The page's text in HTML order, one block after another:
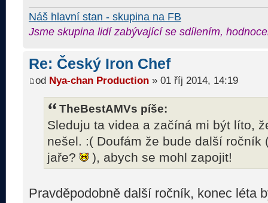
Náš hlavní stan - skupina na FB
Jsme skupina lidí zabývající se sdílením,
Re: Český Iron Chef
od Nya-chan Production » 01 říj 2014, 14:19
TheBestAMVs píše:
Sleduju ta videa a začíná mi být líto,
nešel. :( Doufám že bude další ročník
jaře?
), abych se mohl zapojit!
Pravděpodobně další ročník, konec léta